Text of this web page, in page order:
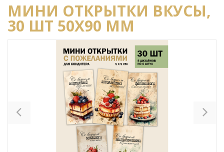
МИНИ ОТКРЫТКИ ВКУСЫ,
30 ШТ 50Х90 ММ
Previous